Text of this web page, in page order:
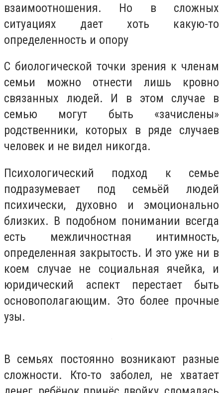
взаимоотношения. Но в сложных
ситуациях дает хоть какую-то
определенность и опору
С биологической точки зрения к членам
семьи можно отнести лишь кровно
связанных людей. И в этом случае в
семью могут быть «зачислены»
родственники, которых в ряде случаев
человек и не видел никогда.
Психологический подход к семье
подразумевает под семьёй людей
психически, духовно и эмоционально
близких. В подобном понимании всегда
есть межличностная интимность,
определенная закрытость. И это уже ни в
коем случае не социальная ячейка, и
юридический аспект перестает быть
основополагающим. Это более прочные
узы.
В семьях постоянно возникают разные
сложности. Кто-то заболел, не хватает